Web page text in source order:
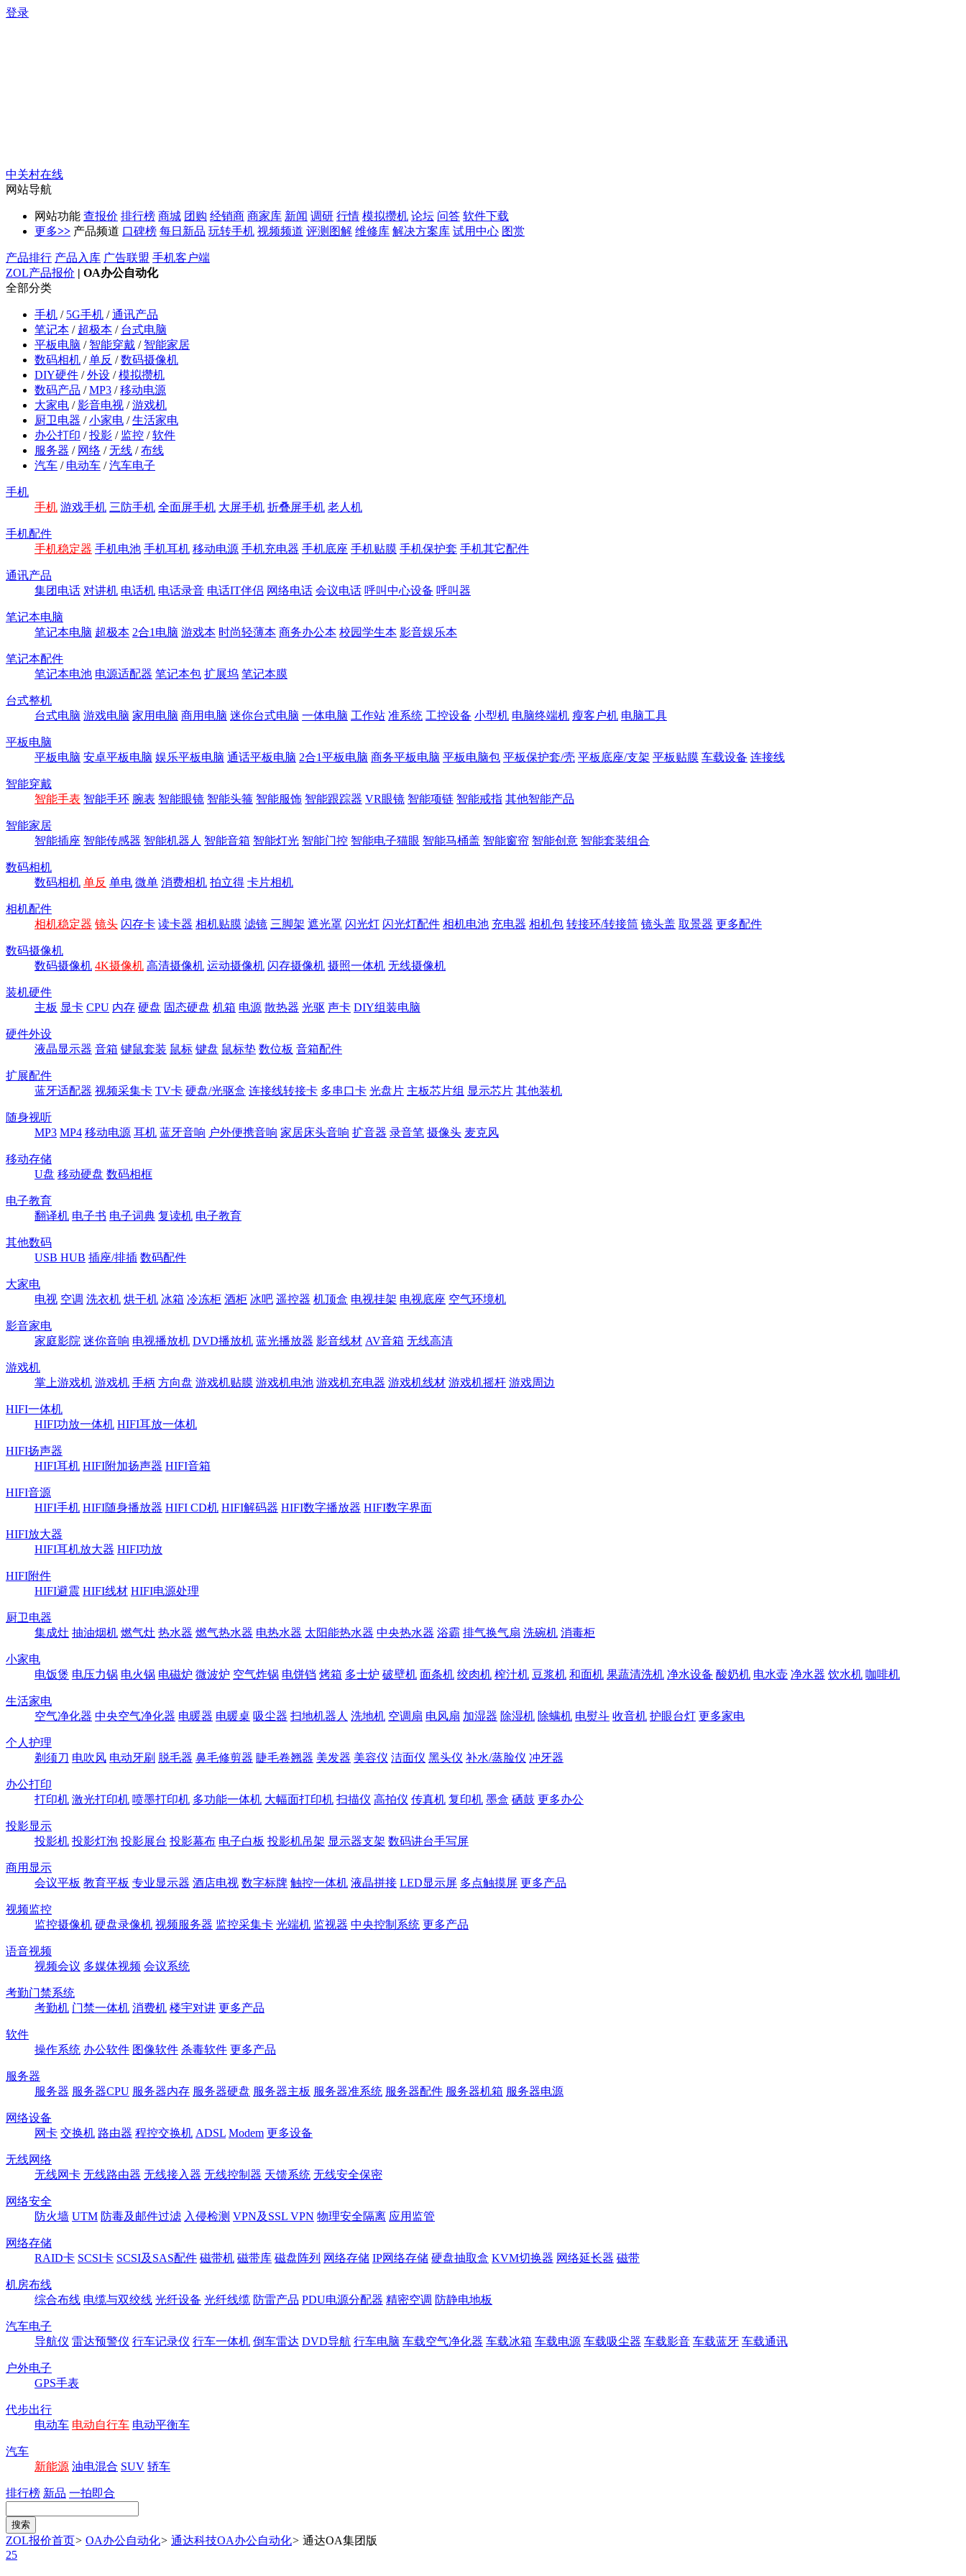
登录
中关村在线
网站导航
网站功能 查报价 排行榜 商城 团购 经销商 商家库 新闻 调研 行情 模拟攒机 论坛 问答 软件下载
更多>> 产品频道 口碑榜 每日新品 玩转手机 视频频道 评测图解 维修库 解决方案库 试用中心 图赏
产品排行 产品入库 广告联盟 手机客户端
ZOL产品报价 | OA办公自动化
全部分类
手机 / 5G手机 /通讯产品
笔记本 / 超极本 / 台式电脑
平板电脑 / 智能穿戴 / 智能家居
数码相机 /单反 /数码摄像机
DIY硬件 /外设 /模拟攒机
数码产品 /MP3 /移动电源
大家电 /影音电视 /游戏机
厨卫电器 /小家电 /生活家电
办公打印 /投影 / 监控 /软件
服务器 / 网络 /无线 /布线
汽车 / 电动车 /汽车电子
手机
手机 游戏手机 三防手机 全面屏手机 大屏手机 折叠屏手机 老人机
手机配件
手机稳定器 手机电池 手机耳机 移动电源 手机充电器 手机底座 手机贴膜 手机保护套 手机其它配件
通讯产品
集团电话 对讲机 电话机 电话录音 电话IT伴侣 网络电话 会议电话 呼叫中心设备 呼叫器
笔记本电脑
笔记本电脑 超极本 2合1电脑 游戏本 时尚轻薄本 商务办公本 校园学生本 影音娱乐本
笔记本配件
笔记本电池 电源适配器 笔记本包 扩展坞 笔记本膜
台式整机
台式电脑 游戏电脑 家用电脑 商用电脑 迷你台式电脑 一体电脑 工作站 准系统 工控设备 小型机 电脑终端机 瘦客户机 电脑工具
平板电脑
平板电脑 安卓平板电脑 娱乐平板电脑 通话平板电脑 2合1平板电脑 商务平板电脑 平板电脑包 平板保护套/壳 平板底座/支架 平板贴膜 车载设备 连接线
智能穿戴
智能手表 智能手环 腕表 智能眼镜 智能头箍 智能服饰 智能跟踪器 VR眼镜 智能项链 智能戒指 其他智能产品
智能家居
智能插座 智能传感器 智能机器人 智能音箱 智能灯光 智能门控 智能电子猫眼 智能马桶盖 智能窗帘 智能创意 智能套装组合
数码相机
数码相机 单反 单电 微单 消费相机 拍立得 卡片相机
相机配件
相机稳定器 镜头 闪存卡 读卡器 相机贴膜 滤镜 三脚架 遮光罩 闪光灯 闪光灯配件 相机电池 充电器 相机包 转接环/转接筒 镜头盖 取景器 更多配件
数码摄像机
数码摄像机 4K摄像机 高清摄像机 运动摄像机 闪存摄像机 摄照一体机 无线摄像机
装机硬件
主板 显卡 CPU 内存 硬盘 固态硬盘 机箱 电源 散热器 光驱 声卡 DIY组装电脑
硬件外设
液晶显示器 音箱 键鼠套装 鼠标 键盘 鼠标垫 数位板 音箱配件
扩展配件
蓝牙适配器 视频采集卡 TV卡 硬盘/光驱盒 连接线转接卡 多串口卡 光盘片 主板芯片组 显示芯片 其他装机
随身视听
MP3 MP4 移动电源 耳机 蓝牙音响 户外便携音响 家居床头音响 扩音器 录音笔 摄像头 麦克风
移动存储
U盘 移动硬盘 数码相框
电子教育
翻译机 电子书 电子词典 复读机 电子教育
其他数码
USB HUB 插座/排插 数码配件
大家电
电视 空调 洗衣机 烘干机 冰箱 冷冻柜 酒柜 冰吧 遥控器 机顶盒 电视挂架 电视底座 空气环境机
影音家电
家庭影院 迷你音响 电视播放机 DVD播放机 蓝光播放器 影音线材 AV音箱 无线高清
游戏机
掌上游戏机 游戏机 手柄 方向盘 游戏机贴膜 游戏机电池 游戏机充电器 游戏机线材 游戏机摇杆 游戏周边
HIFI一体机
HIFI功放一体机 HIFI耳放一体机
HIFI扬声器
HIFI耳机 HIFI附加扬声器 HIFI音箱
HIFI音源
HIFI手机 HIFI随身播放器 HIFI CD机 HIFI解码器 HIFI数字播放器 HIFI数字界面
HIFI放大器
HIFI耳机放大器 HIFI功放
HIFI附件
HIFI避震 HIFI线材 HIFI电源处理
厨卫电器
集成灶 抽油烟机 燃气灶 热水器 燃气热水器 电热水器 太阳能热水器 中央热水器 浴霸 排气换气扇 洗碗机 消毒柜
小家电
电饭煲 电压力锅 电火锅 电磁炉 微波炉 空气炸锅 电饼铛 烤箱 多士炉 破壁机 面条机 绞肉机 榨汁机 豆浆机 和面机 果蔬清洗机 净水设备 酸奶机 电水壶 净水器 饮水机 咖啡机
生活家电
空气净化器 中央空气净化器 电暖器 电暖桌 吸尘器 扫地机器人 洗地机 空调扇 电风扇 加湿器 除湿机 除螨机 电熨斗 收音机 护眼台灯 更多家电
个人护理
剃须刀 电吹风 电动牙刷 脱毛器 鼻毛修剪器 睫毛卷翘器 美发器 美容仪 洁面仪 黑头仪 补水/蒸脸仪 冲牙器
办公打印
打印机 激光打印机 喷墨打印机 多功能一体机 大幅面打印机 扫描仪 高拍仪 传真机 复印机 墨盒 硒鼓 更多办公
投影显示
投影机 投影灯泡 投影展台 投影幕布 电子白板 投影机吊架 显示器支架 数码讲台手写屏
商用显示
会议平板 教育平板 专业显示器 酒店电视 数字标牌 触控一体机 液晶拼接 LED显示屏 多点触摸屏 更多产品
视频监控
监控摄像机 硬盘录像机 视频服务器 监控采集卡 光端机 监视器 中央控制系统 更多产品
语音视频
视频会议 多媒体视频 会议系统
考勤门禁系统
考勤机 门禁一体机 消费机 楼宇对讲 更多产品
软件
操作系统 办公软件 图像软件 杀毒软件 更多产品
服务器
服务器 服务器CPU 服务器内存 服务器硬盘 服务器主板 服务器准系统 服务器配件 服务器机箱 服务器电源
网络设备
网卡 交换机 路由器 程控交换机 ADSL Modem 更多设备
无线网络
无线网卡 无线路由器 无线接入器 无线控制器 天馈系统 无线安全保密
网络安全
防火墙 UTM 防毒及邮件过滤 入侵检测 VPN及SSL VPN 物理安全隔离 应用监管
网络存储
RAID卡 SCSI卡 SCSI及SAS配件 磁带机 磁带库 磁盘阵列 网络存储 IP网络存储 硬盘抽取盒 KVM切换器 网络延长器 磁带
机房布线
综合布线 电缆与双绞线 光纤设备 光纤线缆 防雷产品 PDU电源分配器 精密空调 防静电地板
汽车电子
导航仪 雷达预警仪 行车记录仪 行车一体机 倒车雷达 DVD导航 行车电脑 车载空气净化器 车载冰箱 车载电源 车载吸尘器 车载影音 车载蓝牙 车载通讯
户外电子
GPS手表
代步出行
电动车 电动自行车 电动平衡车
汽车
新能源 油电混合 SUV 轿车
排行榜 新品 一拍即合
ZOL报价首页> OA办公自动化> 通达科技OA办公自动化> 通达OA集团版
25